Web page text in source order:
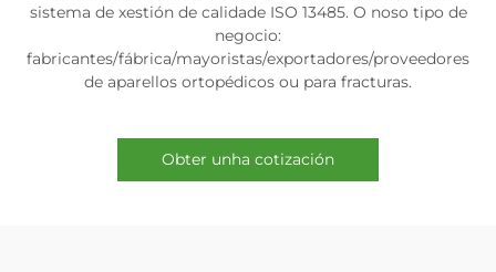
sistema de xestión de calidade ISO 13485. O noso tipo de
negocio:
fabricantes/fábrica/mayoristas/exportadores/proveedores
de aparellos ortopédicos ou para fracturas.
Obter unha cotización